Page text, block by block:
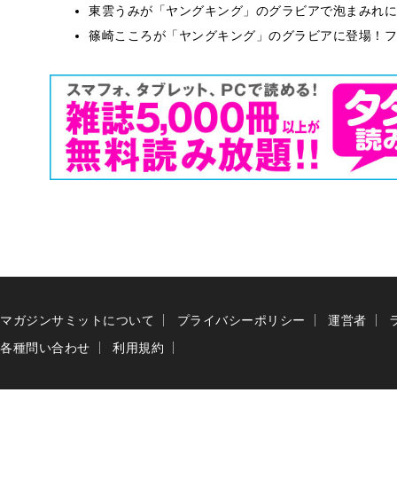
東雲うみが「ヤングキング」のグラビアで泡まみれ
篠崎こころが「ヤングキング」のグラビアに登場！
マガジンサミットについて プライバシーポリシー 運営者
各種問い合わせ
利用規約